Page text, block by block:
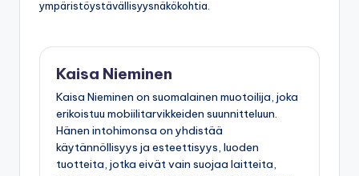
teema, joka korostaa kestävyys- ja
Kaisa Nieminen
Kaisa Nieminen on suomalainen muotoilija, joka
erikoistuu mobiilitarvikkeiden suunnitteluun.
Hänen intohimonsa on yhdistää
käytännöllisyys ja esteettisyys, luoden